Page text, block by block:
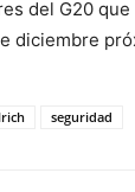
del G20
diciembre
seguridad